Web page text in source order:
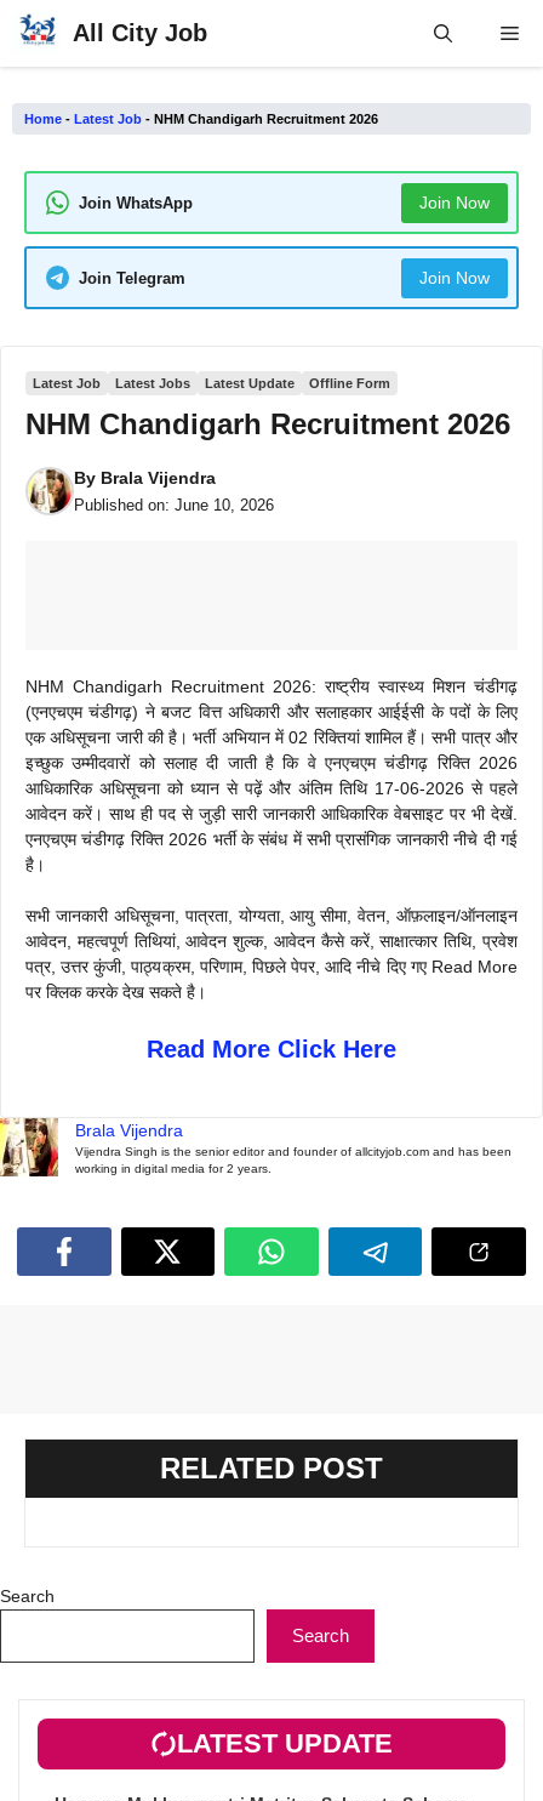
Skip
All City Job
Home - Latest Job - NHM Chandigarh Recruitment 2026
Join WhatsApp Join Now
Join Telegram Join Now
Latest Job Latest Jobs Latest Update Offline Form
NHM Chandigarh Recruitment 2026
By Brala Vijendra
Published on: June 10, 2026
NHM Chandigarh Recruitment 2026: राष्ट्रीय स्वास्थ्य मिशन चंडीगढ़
(एनएचएम चंडीगढ़) ने बजट वित्त अधिकारी और सलाहकार आईईसी के पदों के लिए
एक अधिसूचना जारी की है। भर्ती अभियान में 02 रिक्तियां शामिल हैं। सभी पात्र और
इच्छुक उम्मीदवारों को सलाह दी जाती है कि वे एनएचएम चंडीगढ़ रिक्ति 2026
आधिकारिक अधिसूचना को ध्यान से पढ़ें और अंतिम तिथि 17-06-2026 से पहले
आवेदन करें। साथ ही पद से जुड़ी सारी जानकारी आधिकारिक वेबसाइट पर भी देखें.
एनएचएम चंडीगढ़ रिक्ति 2026 भर्ती के संबंध में सभी प्रासंगिक जानकारी नीचे दी गई
है।
सभी जानकारी अधिसूचना, पात्रता, योग्यता, आयु सीमा, वेतन, ऑफ़लाइन/ऑनलाइन
आवेदन, महत्वपूर्ण तिथियां, आवेदन शुल्क, आवेदन कैसे करें, साक्षात्कार तिथि, प्रवेश
पत्र, उत्तर कुंजी, पाठ्यक्रम, परिणाम, पिछले पेपर, आदि नीचे दिए गए Read More
पर क्लिक करके देख सकते है।
Read More Click Here
Brala Vijendra
Vijendra Singh is the senior editor and founder of allcityjob.com and has been
working in digital media for 2 years.
RELATED POST
Search
Search
LATEST UPDATE